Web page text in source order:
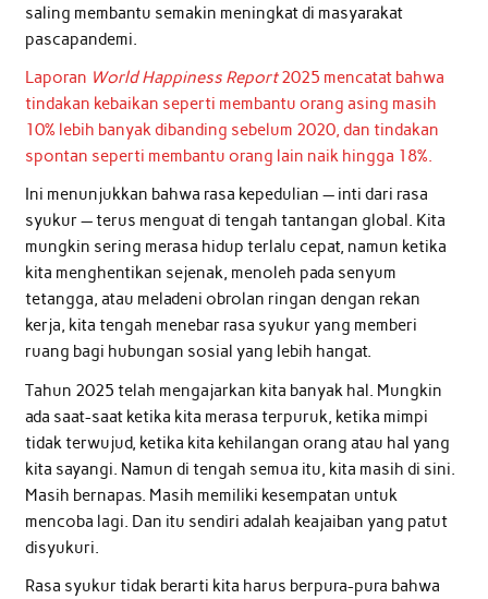
saling membantu semakin meningkat di masyarakat
pascapandemi.
Laporan World Happiness Report2025 mencatat bahwa
tindakan kebaikan seperti membantu orang asing masih
10% lebih banyak dibanding sebelum 2020, dan tindakan
spontan seperti membantu orang lain naik hingga 18%.
Ini menunjukkan bahwa rasa kepedulian — inti dari rasa
syukur — terus menguat di tengah tantangan global. Kita
mungkin sering merasa hidup terlalu cepat, namun ketika
kita menghentikan sejenak, menoleh pada senyum
tetangga, atau meladeni obrolan ringan dengan rekan
kerja, kita tengah menebar rasa syukur yang memberi
ruang bagi hubungan sosial yang lebih hangat.
Tahun 2025 telah mengajarkan kita banyak hal. Mungkin
ada saat-saat ketika kita merasa terpuruk, ketika mimpi
tidak terwujud, ketika kita kehilangan orang atau hal yang
kita sayangi. Namun di tengah semua itu, kita masih di sini.
Masih bernapas. Masih memiliki kesempatan untuk
mencoba lagi. Dan itu sendiri adalah keajaiban yang patut
disyukuri.
Rasa syukur tidak berarti kita harus berpura-pura bahwa